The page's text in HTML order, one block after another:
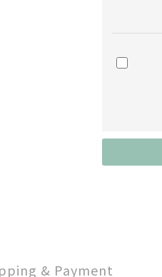
& Payment